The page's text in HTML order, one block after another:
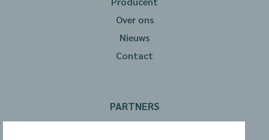
Over ons
Nieuws
Contact
PARTNERS